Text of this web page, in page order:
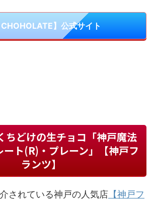
CHOHOLATE】公式サイト
ちどけの生チョコ「神戸魔法
ート(R)・プレーン」【神戸フ
ランツ】
されている神戸の人気店 【神戸フ